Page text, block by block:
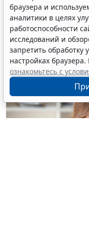
бизнесу о
ликвидации
7 августа 2026 18:16
браузера и
аналитики в целях
работоспособности
исследований и
запретить обработку
настройках
ознакомьтесь с